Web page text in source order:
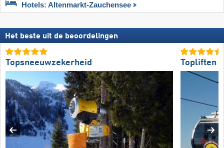
Hotels: Altenmarkt-Zauchensee
Het beste uit de beoordelingen
Topsneeuwzekerheid Topliften